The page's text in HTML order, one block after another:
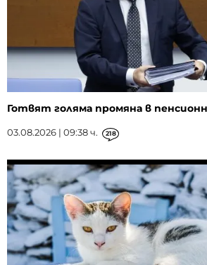
Готвят голяма промяна в
03.08.2026 | 09:38 ч. 218